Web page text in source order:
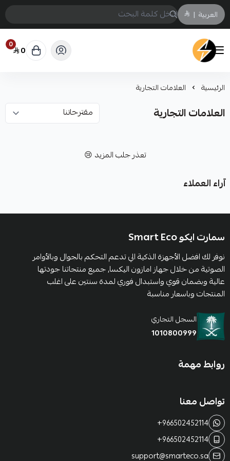
العربية |
سمارت ايكو Smart Eco
0 0
الرئيسية العلامات التجارية
العلامات التجارية
تعذر جلب المزيد 😢
آراء العملاء
سمارت ايكو Smart Eco
نوفر لك افضل الأجهزة الذكية الي تدعم التحكم بالجوال وبالأوامر
الصوتية من خلال جهاز امازون اليكسا, جميع منتجاتنا جودتها
عالية وبضمان قوي واستبدال فوري لمدة سنتين على اغلب
المنتجات وباسعار مناسبة
السجل التجاري
1010800999
روابط مهمة
تواصل معنا
+966502452114
+966502452114
support@smarteco.sa